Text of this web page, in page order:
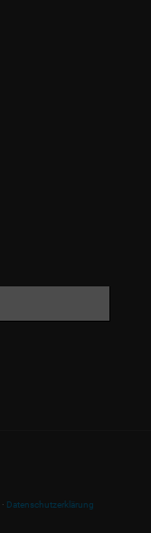
· Datenschutzerklärung